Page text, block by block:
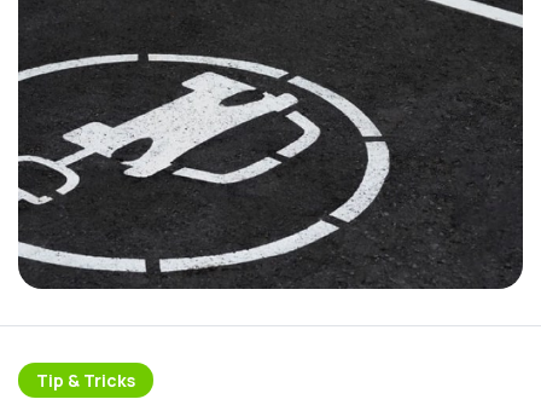
Tip & Tricks